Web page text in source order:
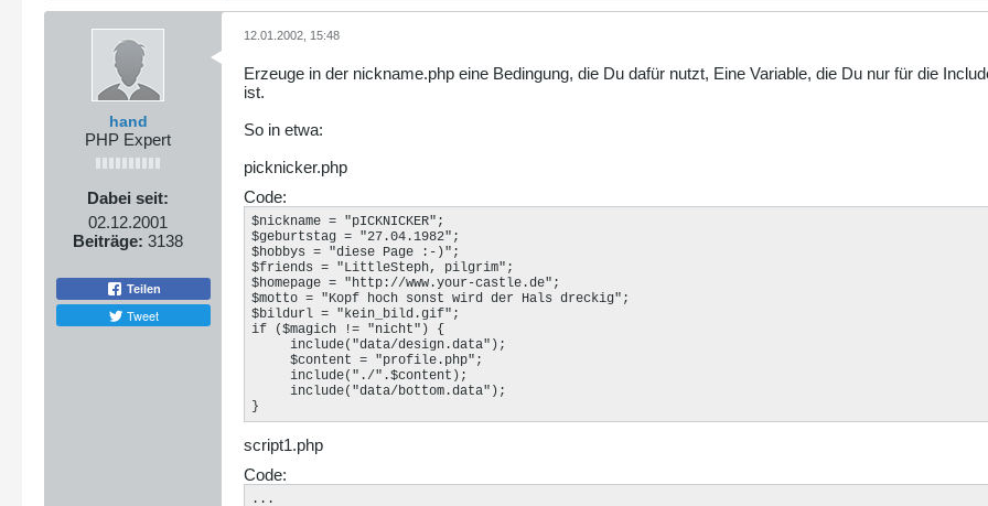
hand
PHP Expert
Dabei seit:
02.12.2001
Beiträge: 3138
Teilen
Tweet
12.01.2002, 15:48
Erzeuge in der nickname.php eine Bedingung, die Du dafür nutzt, Eine Variable, die Du nur für die
ist.
So in etwa:
picknicker.php
Code:
$nickname = "pICKNICKER";
$geburtstag = "27.04.1982";
$hobbys = "diese Page :-)";
$friends = "LittleSteph, pilgrim";
$homepage = "http://www.your-castle.de";
$motto = "Kopf hoch sonst wird der Hals dreckig";
$bildurl = "kein_bild.gif";
if ($magich != "nicht") {
     include("data/design.data");
     $content = "profile.php";
     include("./".$content);
     include("data/bottom.data");
}
script1.php
Code:
...